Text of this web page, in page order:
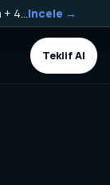
Incele →
Teklif Al